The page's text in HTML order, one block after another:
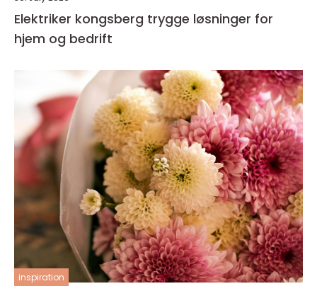
Elektriker kongsberg trygge løsninger for
hjem og bedrift
inspiration